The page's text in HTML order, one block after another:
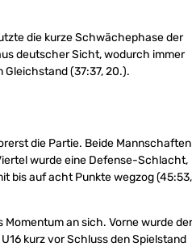
die kurze Schwächephase der
deutscher Sicht, wodurch immer
Gleichstand (37:37, 20.).
die Partie. Beide Mannschaften
wurde eine Defense-Schlacht,
bis auf acht Punkte wegzog (45:53,
an sich. Vorne wurde der
kurz vor Schluss den Spielstand